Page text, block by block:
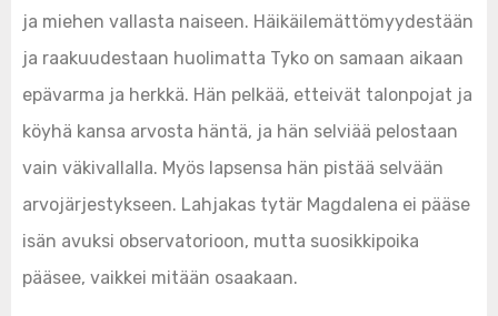
ja miehen vallasta naiseen. Häikäilemättömyydestään
ja raakuudestaan huolimatta Tyko on samaan aikaan
epävarma ja herkkä. Hän pelkää, etteivät talonpojat ja
köyhä kansa arvosta häntä, ja hän selviää pelostaan
vain väkivallalla. Myös lapsensa hän pistää selvään
arvojärjestykseen. Lahjakas tytär Magdalena ei pääse
isän avuksi observatorioon, mutta suosikkipoika
pääsee, vaikkei mitään osaakaan.